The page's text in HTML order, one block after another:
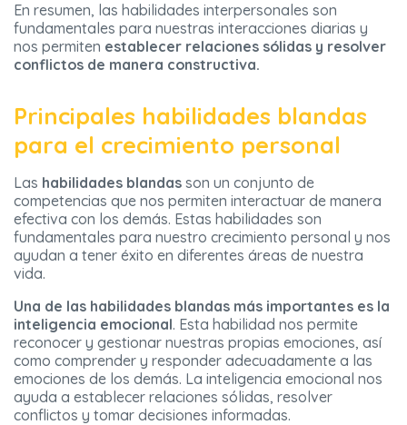
En resumen, las habilidades interpersonales son
fundamentales para nuestras interacciones diarias y
nos permiten establecer relaciones sólidas y resolver
conflictos de manera constructiva.
Principales habilidades blandas
para el crecimiento personal
Las habilidades blandas son un conjunto de
competencias que nos permiten interactuar de manera
efectiva con los demás. Estas habilidades son
fundamentales para nuestro crecimiento personal y nos
ayudan a tener éxito en diferentes áreas de nuestra
vida.
Una de las habilidades blandas más importantes es la
inteligencia emocional. Esta habilidad nos permite
reconocer y gestionar nuestras propias emociones, así
como comprender y responder adecuadamente a las
emociones de los demás. La inteligencia emocional nos
ayuda a establecer relaciones sólidas, resolver
conflictos y tomar decisiones informadas.